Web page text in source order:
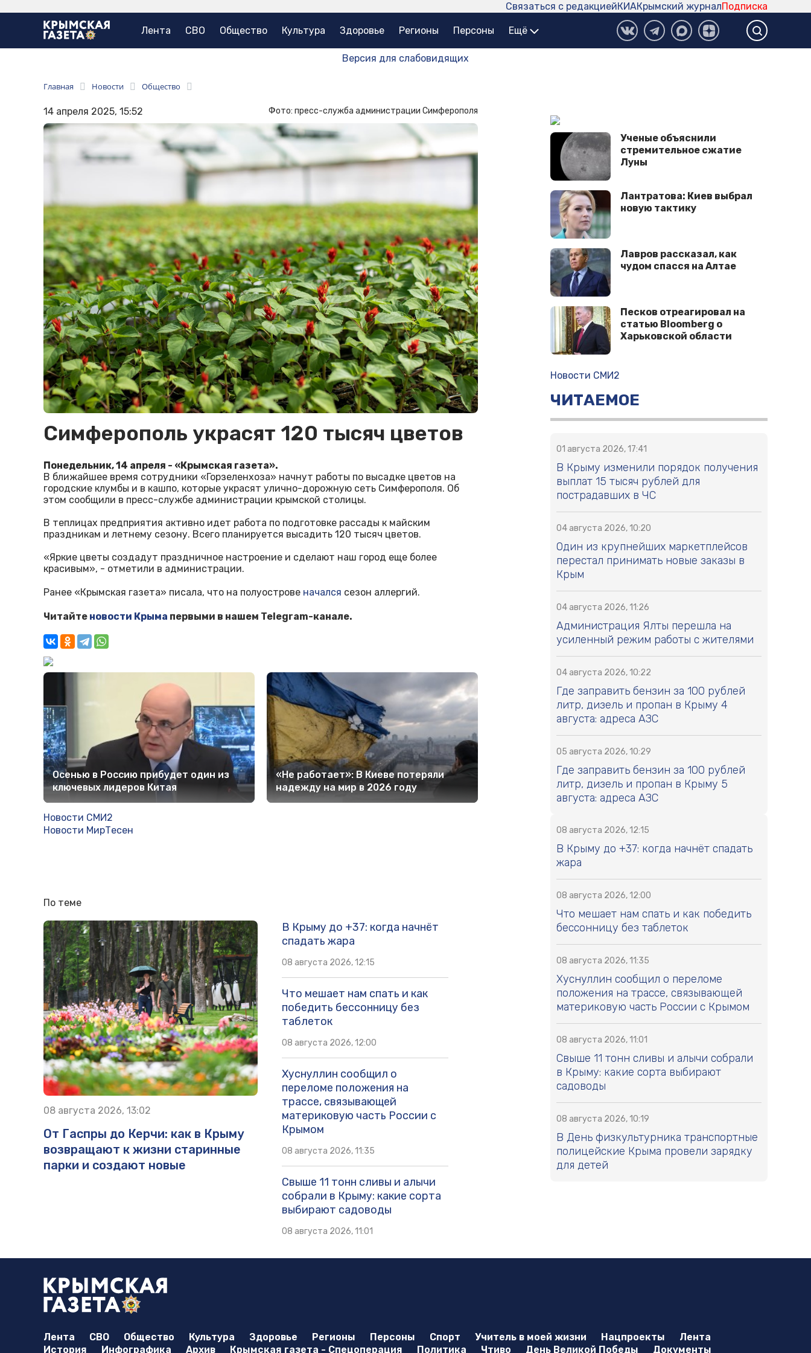
Подписка
Крымский журнал
КИА
Связаться с редакцией
Лента СВО Общество Культура Здоровье Регионы Персоны Ещё
Версия для слабовидящих
Главная Новости Общество
14 апреля 2025, 15:52 Фото: пресс-служба администрации Симферополя
Симферополь украсят 120 тысяч цветов
Понедельник, 14 апреля - «Крымская газета».
В ближайшее время сотрудники «Горзеленхоза» начнут работы по высадке цветов на
городские клумбы и в кашпо, которые украсят улично-дорожную сеть Симферополя. Об
этом сообщили в пресс-службе администрации крымской столицы.
В теплицах предприятия активно идет работа по подготовке рассады к майским
праздникам и летнему сезону. Всего планируется высадить 120 тысяч цветов.
«Яркие цветы создадут праздничное настроение и сделают наш город еще более
красивым», - отметили в администрации.
Ранее «Крымская газета» писала, что на полуострове начался сезон аллергий.
Читайте новости Крыма первыми в нашем Telegram-канале.
Осенью в Россию прибудет один из
ключевых лидеров Китая
«Не работает»: В Киеве потеряли
надежду на мир в 2026 году
Новости СМИ2
Новости МирТесен
По теме
08 августа 2026, 13:02
От Гаспры до Керчи: как в Крыму
возвращают к жизни старинные
парки и создают новые
В Крыму до +37: когда начнёт
спадать жара
08 августа 2026, 12:15
Что мешает нам спать и как
победить бессонницу без
таблеток
08 августа 2026, 12:00
Хуснуллин сообщил о
переломе положения на
трассе, связывающей
материковую часть России с
Крымом
08 августа 2026, 11:35
Свыше 11 тонн сливы и алычи
собрали в Крыму: какие сорта
выбирают садоводы
08 августа 2026, 11:01
Ученые объяснили
стремительное сжатие
Луны
Лантратова: Киев выбрал
новую тактику
Лавров рассказал, как
чудом спасся на Алтае
Песков отреагировал на
статью Bloomberg о
Харьковской области
Новости СМИ2
ЧИТАЕМОЕ
01 августа 2026, 17:41
В Крыму изменили порядок получения
выплат 15 тысяч рублей для
пострадавших в ЧС
04 августа 2026, 10:20
Один из крупнейших маркетплейсов
перестал принимать новые заказы в
Крым
04 августа 2026, 11:26
Администрация Ялты перешла на
усиленный режим работы с жителями
04 августа 2026, 10:22
Где заправить бензин за 100 рублей
литр, дизель и пропан в Крыму 4
августа: адреса АЗС
05 августа 2026, 10:29
Где заправить бензин за 100 рублей
литр, дизель и пропан в Крыму 5
августа: адреса АЗС
08 августа 2026, 12:15
В Крыму до +37: когда начнёт спадать
жара
08 августа 2026, 12:00
Что мешает нам спать и как победить
бессонницу без таблеток
08 августа 2026, 11:35
Хуснуллин сообщил о переломе
положения на трассе, связывающей
материковую часть России с Крымом
08 августа 2026, 11:01
Свыше 11 тонн сливы и алычи собрали
в Крыму: какие сорта выбирают
садоводы
08 августа 2026, 10:19
В День физкультурника транспортные
полицейские Крыма провели зарядку
для детей
Лента СВО Общество Культура Здоровье Регионы Персоны Спорт Учитель в моей жизни Нацпроекты
Лента
История
Инфографика Архив Крымская газета - Спецоперация Политика Чтиво День Великой Победы Документы